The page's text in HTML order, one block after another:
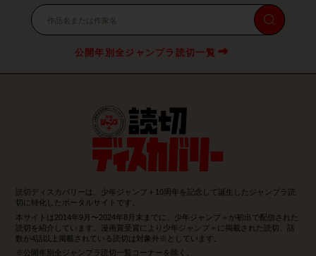
公開年別全ジャンプラ読切一覧
読切ディスカバリーは、少年ジャンプ＋10周年を記念して誕生したジャンプラ読
切に特化したポータルサイトです。
本サイトは2014年9月〜2024年8月末までに、少年ジャンプ＋が初出で配信された
読切を紹介しています。漫画賞受賞により少年ジャンプ＋に掲載された読切、話
数が4話以上掲載されている読切は対象外※としています。
※公開年別全ジャンプラ読切一覧コーナーを除く。